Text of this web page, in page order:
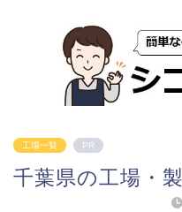
工場一覧 PR
千葉県の工場・